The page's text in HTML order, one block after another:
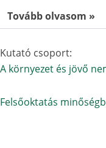
Tovább olvasom »
Kutató csoport:
A környezet és jövő
Felsőoktatás